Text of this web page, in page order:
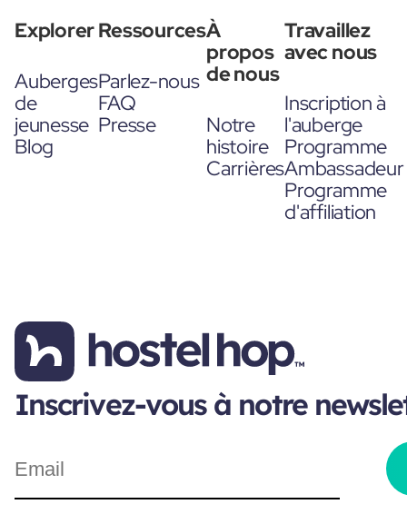
Explorer
Auberges
de
jeunesse
Blog
Ressources
Parlez-nous
FAQ
Presse
À
propos
de nous
Notre
histoire
Carrières
Travaillez
avec nous
Inscription à
l'auberge
Programme
Ambassadeur
Programme
d'affiliation
Inscrivez-vous à notre